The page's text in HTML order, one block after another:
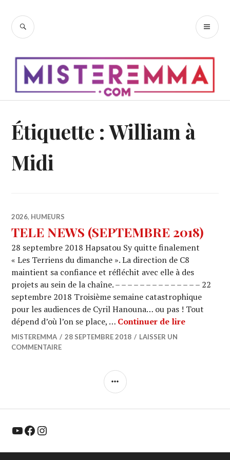
contenu
RECHERCHE
Étiquette :William à
Midi
2026, HUMEURS
TELE NEWS (SEPTEMBRE 2018)
28 septembre 2018 Hapsatou Sy quitte finalement
« Les Terriens du dimanche ». La direction de C8
maintient sa confiance et réfléchit avec elle à des
projets au sein de la chaîne. – – – – – – – – – – – – – – 22
septembre 2018 Troisième semaine catastrophique
pour les audiences de Cyril Hanouna… ou pas ! Tout
dépend d’où l’on se place, … Continuer de lireTELE
MISTEREMMA 28 SEPTEMBRE 2018
LAISSER UN
COMMENTAIRE
COLONNE
YouTube Facebook Instagram